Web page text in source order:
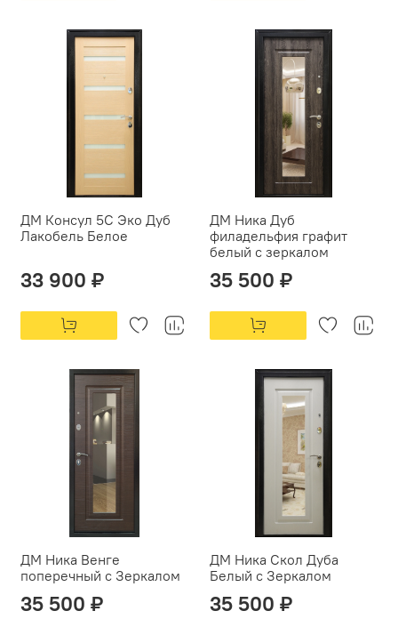
ДМ Консул 5С Эко Дуб
Лакобель Белое
33 900 ₽
ДМ Ника Дуб
филадельфия графит
белый с зеркалом
35 500 ₽
ДМ Ника Венге
поперечный с Зеркалом
35 500 ₽
ДМ Ника Скол Дуба
Белый с Зеркалом
35 500 ₽